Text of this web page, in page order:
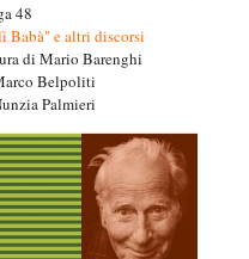
48
Babà" e altri discorsi
di Mario Barenghi
Belpoliti
Palmieri